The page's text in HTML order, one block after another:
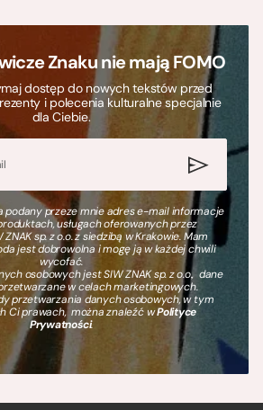
Znaku nie mają FOMO
dostęp do nowych tekstów przed
i polecenia kulturalne specjalnie
dla Ciebie.
podany przeze mnie adres e-mail informacje
usługach oferowanych przez
sp. z o.o. z siedzibą w Krakowie. Mam
jest dobrowolna i mogę ją w każdej chwili
wycofać.
osobowych jest SIW ZNAK sp. z o.o., dane
w celach marketingowych.
przetwarzania danych osobowych, w tym
Ci prawach, można znaleźć wPolityce
Prywatności.